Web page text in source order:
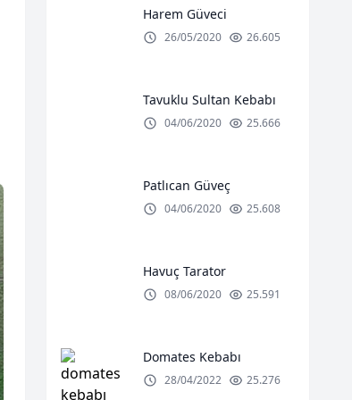
Harem Güveci
26/05/2020 26.605
Tavuklu Sultan Kebabı
04/06/2020 25.666
Patlıcan Güveç
04/06/2020 25.608
Havuç Tarator
08/06/2020 25.591
Domates Kebabı
28/04/2022 25.276